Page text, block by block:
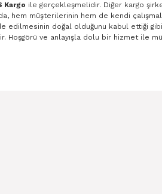
Kargo ile gerçekleşmelidir. Diğer kargo
hem müşterilerinin hem de kendi
edilmesinin doğal olduğunu kabul ettiği
Hoşgörü ve anlayışla dolu bir hizmet ile